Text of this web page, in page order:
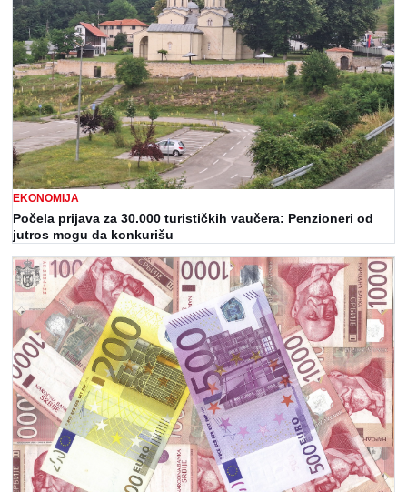
EKONOMIJA
Počela prijava za 30.000 turističkih vaučera: Penzioneri od
jutros mogu da konkurišu